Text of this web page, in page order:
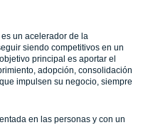
es un acelerador de la
siendo competitivos en un
principal es aportar el
adopción, consolidación
impulsen su negocio, siempre
en las personas y con un